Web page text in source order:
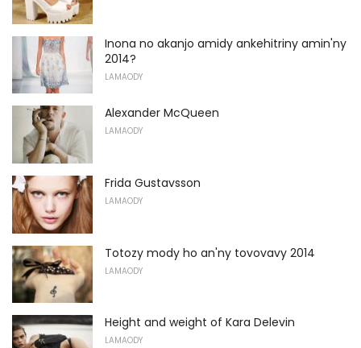
Inona no akanjo amidy ankehitriny amin'ny
2014?
LAMAODY
Alexander McQueen
LAMAODY
Frida Gustavsson
LAMAODY
Totozy mody ho an'ny tovovavy 2014
LAMAODY
Height and weight of Kara Delevin
LAMAODY